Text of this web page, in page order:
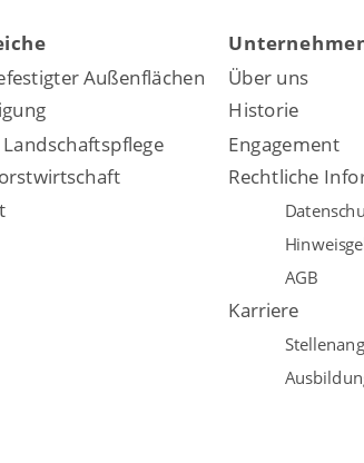
Außenflächen Über uns
Historie
Engagement
Rechtliche
AGB
Karriere